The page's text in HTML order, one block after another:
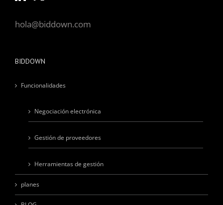
hola@biddown.com
BIDDOWN
Funcionalidades
Negociación electrónica
Gestión de proveedores
Herramientas de gestión
planes